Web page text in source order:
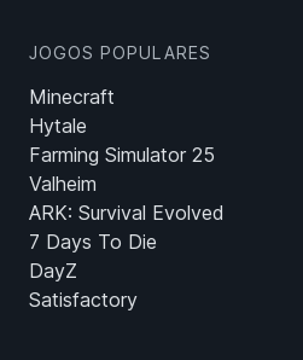
JOGOS POPULARES
Minecraft
Hytale
Farming Simulator 25
Valheim
ARK: Survival Evolved
7 Days To Die
DayZ
Satisfactory